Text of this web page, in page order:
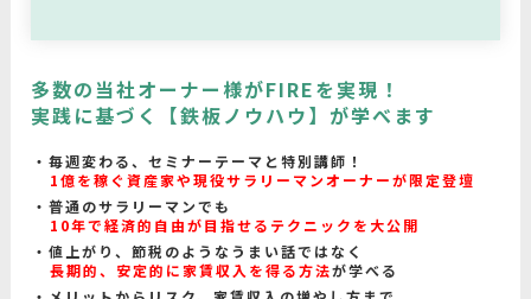
多数の当社オーナー様がFIREを実現！
実践に基づく【鉄板ノウハウ】が学べます
毎週変わる、セミナーテーマと特別講師！
1億を稼ぐ資産家や現役サラリーマンオーナーが限定登壇
普通のサラリーマンでも
10年で経済的自由が目指せるテクニックを大公開
値上がり、節税のようなうまい話ではなく
長期的、安定的に家賃収入を得る方法が学べる